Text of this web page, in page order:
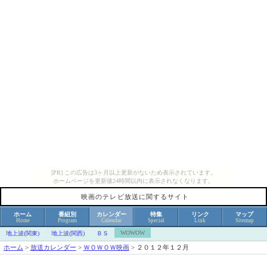
[PR] この広告は3ヶ月以上更新がないため表示されています。
ホームページを更新後24時間以内に表示されなくなります。
映画のテレビ放送に関するサイト
ホーム
Home
番組別
Program
カレンダー
Calendar
特集
Special
リンク
Link
マップ
Sitemap
地上波(関東) 地上波(関西) ＢＳ WOWOW
ホーム > 放送カレンダー > ＷＯＷＯＷ映画> ２０１２年１２月